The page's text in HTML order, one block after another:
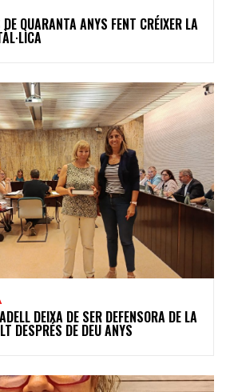
QUARANTA ANYS FENT CRÉIXER LA
DEIXA DE SER DEFENSORA DE LA
DESPRÉS DE DEU ANYS